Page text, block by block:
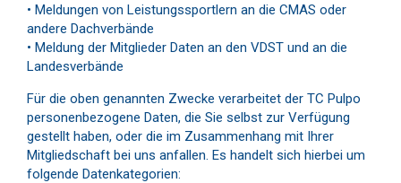
• Meldungen von Leistungssportlern an die CMAS oder
andere Dachverbände
• Meldung der Mitglieder Daten an den VDST und an die
Landesverbände
Für die oben genannten Zwecke verarbeitet der TC Pulpo
personenbezogene Daten, die Sie selbst zur Verfügung
gestellt haben, oder die im Zusammenhang mit Ihrer
Mitgliedschaft bei uns anfallen. Es handelt sich hierbei um
folgende Datenkategorien: